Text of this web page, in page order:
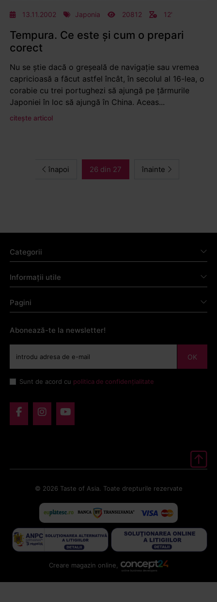
13.11.2002 Japonia 20812 12'
Tempura. Ce este și cum o prepari
corect
Nu se știe dacă o greșeală de navigație sau vremea
capricioasă a făcut astfel încât, în secolul al 16-lea, o
corabie cu trei portughezi să ajungă pe țărmurile
Japoniei în loc să ajungă în China. Aceas...
citește articol
înapoi 26 din 27 înainte
Categorii
Informații utile
Pagini
Abonează-te la newsletter!
OK
Sunt de acord cu politica de confidențialitate
© 2026 Taste of Asia. Toate drepturile rezervate
Creare magazin online,